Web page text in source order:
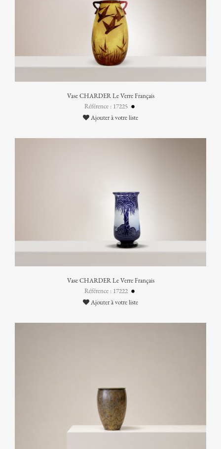
Vase CHARDER Le Verre Français
Référence : 17225
Ajouter à votre liste
Vase CHARDER Le Verre Français
Référence : 17222
Ajouter à votre liste